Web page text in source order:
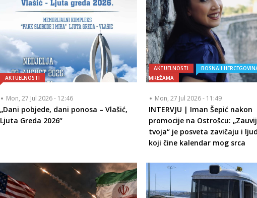
AKTUELNOSTI
Mon, 27 Jul 2026 - 12:46
„Dani pobjede, dani ponosa – Vlašić,
Ljuta Greda 2026“
AKTUELNOSTI
BOSNA I
MREŽAMA
Mon, 27 Jul 2026 - 11:49
INTERVJU | Iman Šepić nakon
promocije na Ostrošcu:
tvoja“ je posveta zavičaju i
koji čine kalendar mog srca